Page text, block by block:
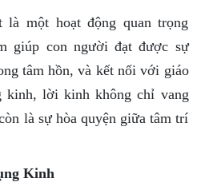
là một hoạt động quan trọng
giúp con người đạt được sự
tâm hồn, và kết nối với giáo
kinh, lời kinh không chỉ vang
là sự hòa quyện giữa tâm trí
Kinh